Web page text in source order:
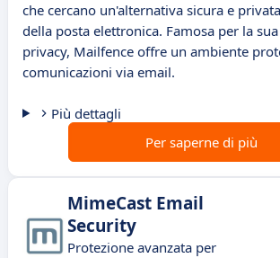
che cercano un'alternativa sicura e
della posta elettronica. Famosa per la
privacy, Mailfence offre un ambiente
comunicazioni via email.
Più dettagli
Per saperne di più
MimeCast Email
Security
Protezione avanzata per